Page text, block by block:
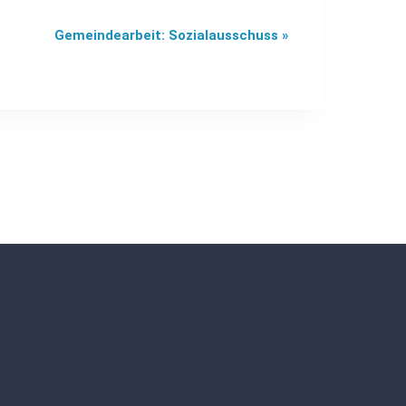
Gemeindearbeit: Sozialausschuss »